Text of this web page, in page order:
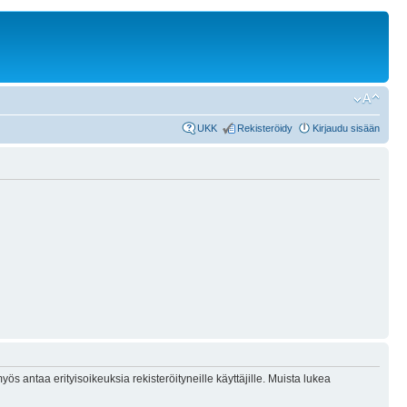
UKK Rekisteröidy Kirjaudu sisään
antaa erityisoikeuksia rekisteröityneille käyttäjille. Muista lukea